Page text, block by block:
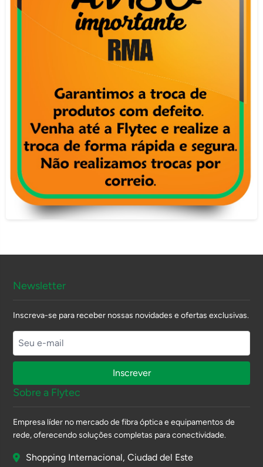
Sobre a Flytec
Empresa líder no mercado de fibra óptica e equipamentos de
rede, oferecendo soluções completas para conectividade.
Shopping Internacional, Ciudad del Este
Newsletter
Inscreva-se para receber nossas novidades e ofertas exclusivas.
Inscrever